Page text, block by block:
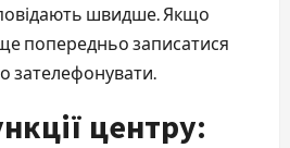
швидше. Якщо
попередньо записатися
зателефонувати.
центру: